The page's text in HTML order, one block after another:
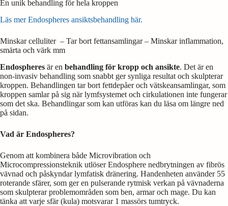
En unik behandling för hela kroppen
Läs mer Endospheres ansiktsbehandling här.
Minskar celluliter ­ – Tar bort fettansamlingar – Minskar inflammation,
smärta och värk mm
Endospheres är en behandling för kropp och ansikte. Det är en
non-invasiv behandling som snabbt ger synliga resultat och skulpterar
kroppen. Behandlingen tar bort fettdepåer och vätskeansamlingar, som
kroppen samlar på sig när lymfsystemet och cirkulationen inte fungerar
som det ska. Behandlingar som kan utföras kan du läsa om längre ned
på sidan.
Vad är Endospheres?
Genom att kombinera både Microvibration och
Microcompressionsteknik utlöser Endosphere nedbrytningen av fibrös
vävnad och påskyndar lymfatisk dränering. Handenheten använder 55
roterande sfärer, som ger en pulserande rytmisk verkan på vävnaderna
som skulpterar problemområden som ben, armar och mage. Du kan
tänka att varje sfär (kula) motsvarar 1 massörs tumtryck.